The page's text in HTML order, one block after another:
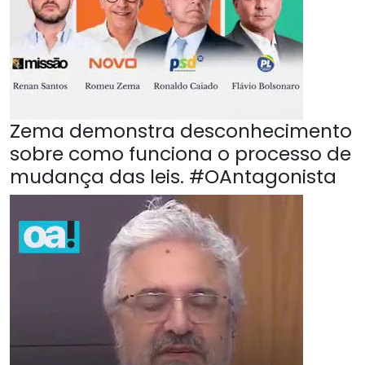
Zema demonstra desconhecimento
sobre como funciona o processo de
mudança das leis. #OAntagonista